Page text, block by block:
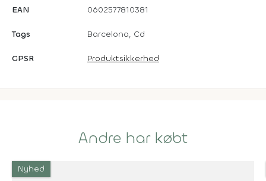
EAN 0602577810381
Tags Barcelona, Cd
GPSR Produktsikkerhed
Andre har købt
Nyhed